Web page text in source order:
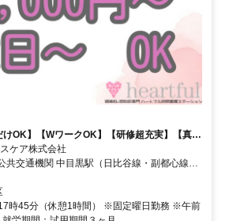
けOK】【WワークOK】【研修超充実】【真っ
ケア株式会社
日比谷線・副都心線）
（東急バス）から徒歩3分
時45分（休憩1時間） ※固定曜日勤務 ※午前